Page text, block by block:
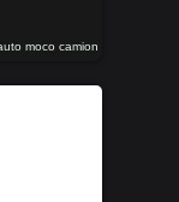
moco camion